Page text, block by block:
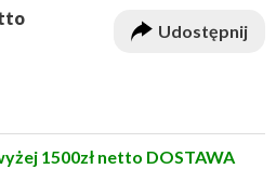
Udostępnij
1500zł netto DOSTAWA